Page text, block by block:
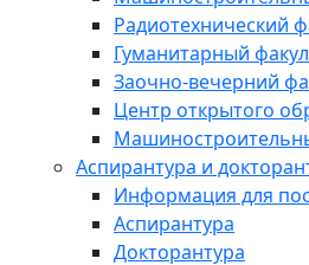
Радиотехнический
Гуманитарный
Заочно-вечерний
Центр открытого
Аспирантура и
Информация для
Аспирантура
Докторантура